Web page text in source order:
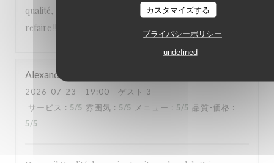
カスタマイズする
プライバシーポリシー
undefined
qualité, une équipe attentionnée, un cadre magnifique. A
refaire !!!
Alexandre
2026-07-23 - 19:00 - ゲスト 3
サービス : 5/5 雰囲気 : 5/5 メニュー : 5/5 品質-価格 :
5/5